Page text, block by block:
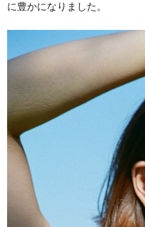
に豊かになりました。